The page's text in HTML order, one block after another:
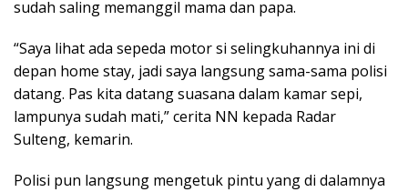
sudah saling memanggil mama dan papa.
“Saya lihat ada sepeda motor si selingkuhannya ini di
depan home stay, jadi saya langsung sama-sama polisi
datang. Pas kita datang suasana dalam kamar sepi,
lampunya sudah mati,” cerita NN kepada Radar
Sulteng, kemarin.
Polisi pun langsung mengetuk pintu yang di dalamnya